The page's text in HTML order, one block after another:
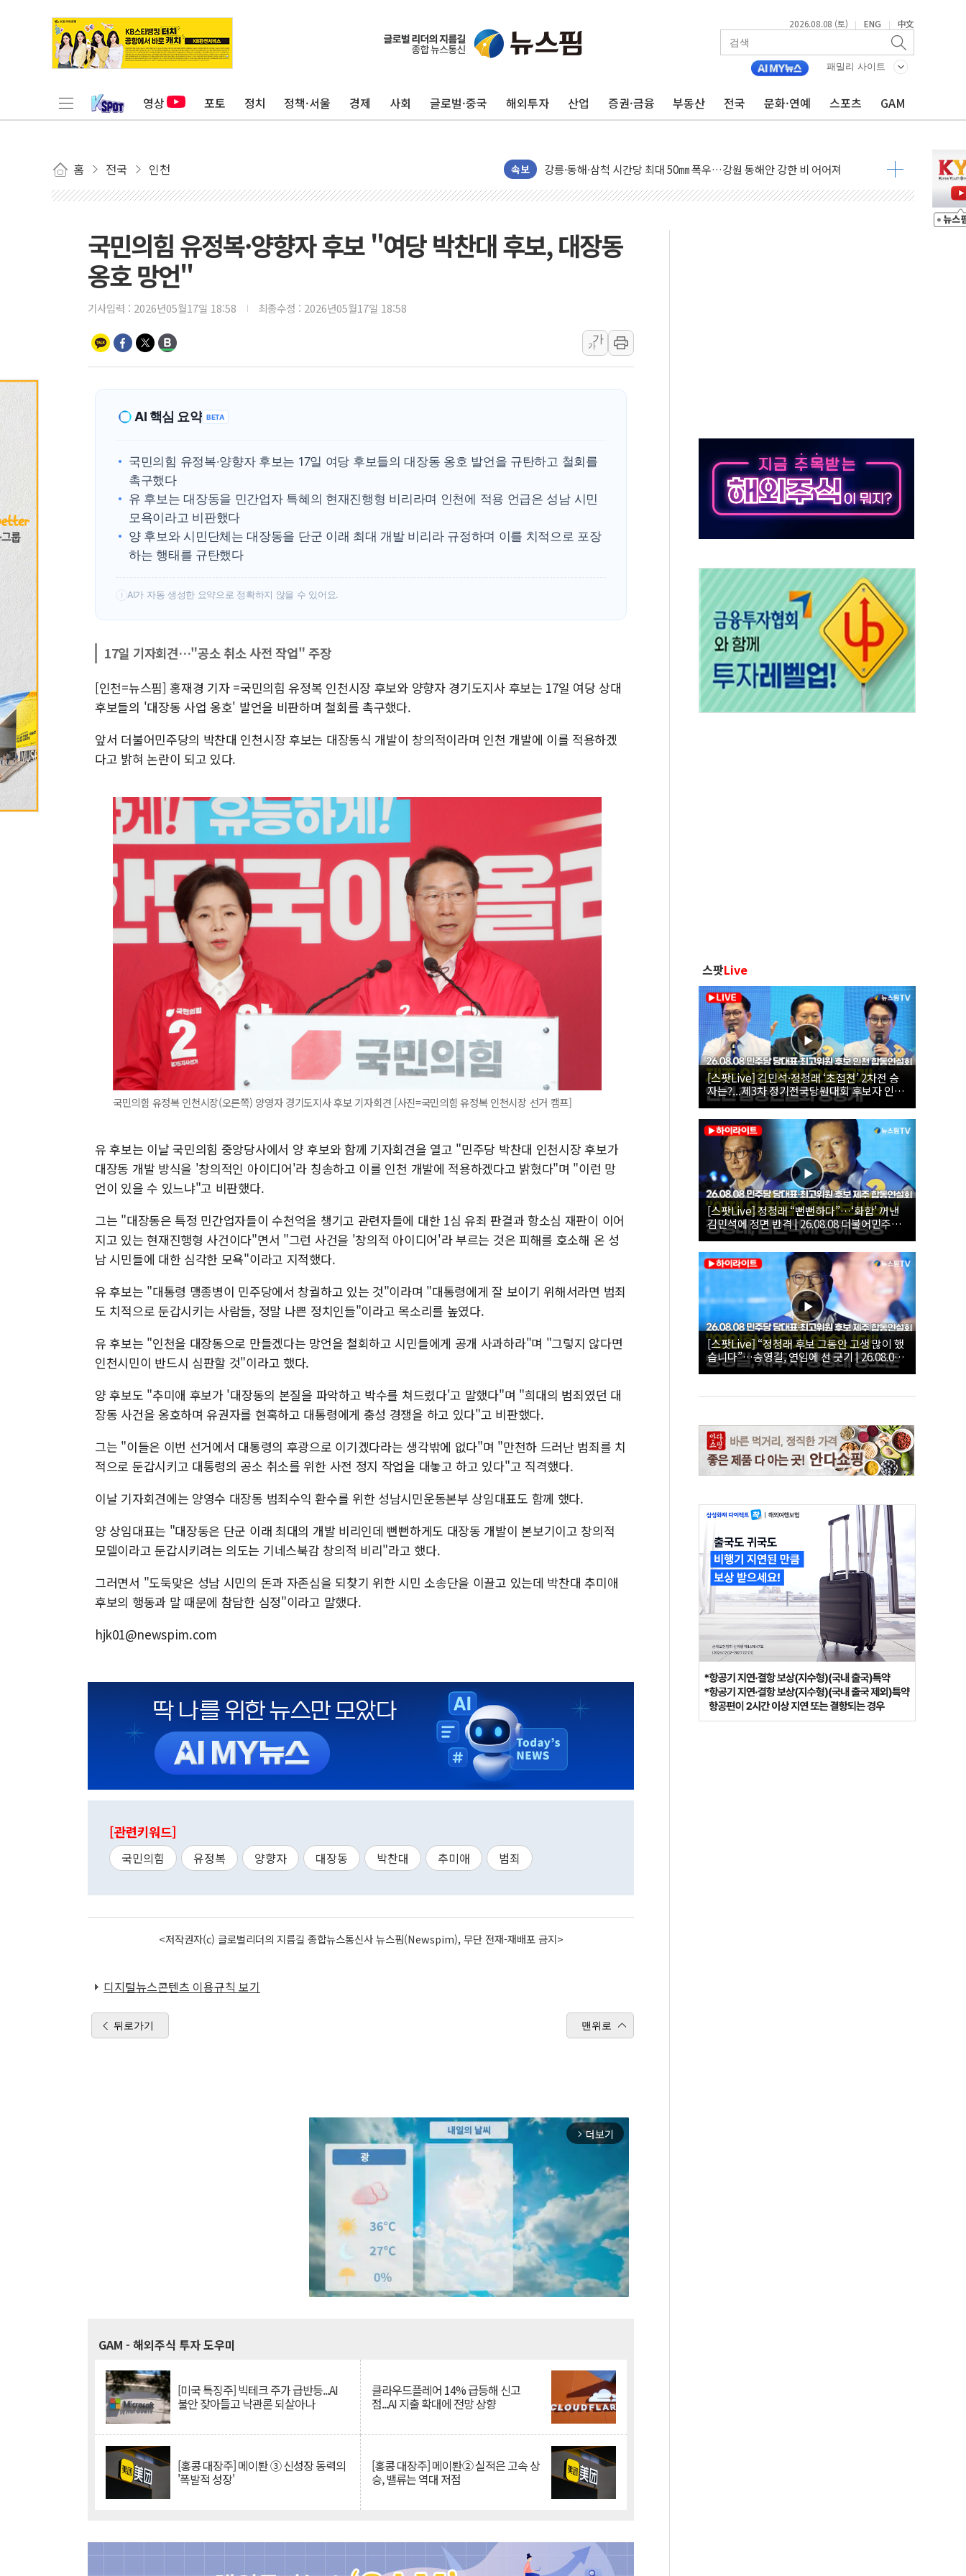
2026.08.08 (토) | ENG | 中文
패밀리 사이트
영상 포토 정치 정책·서울 경제 사회 글로벌·중국 해외투자 산업 증권·금융 부동산 전국 문화·연예 스포츠 GAM
홈 전국 인천 속보
이번주 국내 주요 금융일정(8.10~8.14)
美, 이란전 출구전략 만지작…공습 한계·탄약 부족 현실화
폐기물 수거하다 참변…60대 환경미화원 수거차에 치여 사망
서울 중랑구 주택가서 흉기 난동…60대 남성 2명 숨져
여수 오동도 인근 해상서 모터보트 전복…1명 사망·1명 실종
추미애, '위안부' 피해자 기림의 날 참석..."국제적 시민 연대로 목소리 내야"
李대통령, ISA 개편 재검토 지시…與 "적극 환영"·野 "졸속 국정"
동해중부 전 해상 풍랑주의보…10일까지 최대 3.5m 높은 물결
동해시, 11~14일 '별똥별 멍' 운영…페르세우스 유성우 관측
강원 중·남부 동해안 시간당 50mm 이상 폭우…호우경보 발효
청양 밭에서 일하던 90대 숨져…온열질환 여부 조사
폭염에 車 운전면허 기능시험 오전 집중 편성…체감온도 38도 넘으면 중단
국민의힘 유정복·양향자 후보 "여당 박찬대 후보, 대장동
옹호 망언"
기사입력 : 2026년05월17일 18:58 최종수정 : 2026년05월17일 18:58
가
가
AI 핵심 요약 BETA
국민의힘 유정복·양향자 후보는 17일 여당 후보들의 대장동 옹호 발언을 규탄하고 철회를
촉구했다
유 후보는 대장동을 민간업자 특혜의 현재진행형 비리라며 인천에 적용 언급은 성남 시민
모욕이라고 비판했다
양 후보와 시민단체는 대장동을 단군 이래 최대 개발 비리라 규정하며 이를 치적으로 포장
하는 행태를 규탄했다
! AI가 자동 생성한 요약으로 정확하지 않을 수 있어요.
17일 기자회견…"공소 취소 사전 작업" 주장
[인천=뉴스핌] 홍재경 기자 =국민의힘 유정복 인천시장 후보와 양향자 경기도지사 후보는 17일 여당 상대
후보들의 '대장동 사업 옹호' 발언을 비판하며 철회를 촉구했다.
앞서 더불어민주당의 박찬대 인천시장 후보는 대장동식 개발이 창의적이라며 인천 개발에 이를 적용하겠
다고 밝혀 논란이 되고 있다.
국민의힘 유정복 인천시장(오른쪽) 양영자 경기도지사 후보 기자회견 [사진=국민의힘 유정복 인천시장 선거 캠프]
유 후보는 이날 국민의힘 중앙당사에서 양 후보와 함께 기자회견을 열고 "민주당 박찬대 인천시장 후보가
대장동 개발 방식을 '창의적인 아이디어'라 칭송하고 이를 인천 개발에 적용하겠다고 밝혔다"며 "이런 망
언이 있을 수 있느냐"고 비판했다.
그는 "대장동은 특정 민간업자들이 수천억을 챙기고 관련자들에 대한 1심 유죄 판결과 항소심 재판이 이어
지고 있는 현재진행형 사건이다"면서 "그런 사건을 '창의적 아이디어'라 부르는 것은 피해를 호소해 온 성
남 시민들에 대한 심각한 모욕"이라고 지적했다.
유 후보는 "대통령 맹종병이 민주당에서 창궐하고 있는 것"이라며 "대통령에게 잘 보이기 위해서라면 범죄
도 치적으로 둔갑시키는 사람들, 정말 나쁜 정치인들"이라고 목소리를 높였다.
유 후보는 "인천을 대장동으로 만들겠다는 망언을 철회하고 시민들에게 공개 사과하라"며 "그렇지 않다면
인천시민이 반드시 심판할 것"이라고 했다.
양 후보도 "추미애 후보가 '대장동의 본질을 파악하고 박수를 쳐드렸다'고 말했다"며 "희대의 범죄였던 대
장동 사건을 옹호하며 유권자를 현혹하고 대통령에게 충성 경쟁을 하고 있다"고 비판했다.
그는 "이들은 이번 선거에서 대통령의 후광으로 이기겠다라는 생각밖에 없다"며 "만천하 드러난 범죄를 치
적으로 둔갑시키고 대통령의 공소 취소를 위한 사전 정지 작업을 대놓고 하고 있다"고 직격했다.
이날 기자회견에는 양영수 대장동 범죄수익 환수를 위한 성남시민운동본부 상임대표도 함께 했다.
양 상임대표는 "대장동은 단군 이래 최대의 개발 비리인데 뻔뻔하게도 대장동 개발이 본보기이고 창의적
모델이라고 둔갑시키려는 의도는 기네스북감 창의적 비리"라고 했다.
그러면서 "도둑맞은 성남 시민의 돈과 자존심을 되찾기 위한 시민 소송단을 이끌고 있는데 박찬대 추미애
후보의 행동과 말 때문에 참담한 심정"이라고 말했다.
hjk01@newspim.com
[관련키워드]
국민의힘 유정복 양향자 대장동 박찬대 추미애 범죄
<저작권자(c) 글로벌리더의 지름길 종합뉴스통신사 뉴스핌(Newspim), 무단 전재-재배포 금지>
디지털뉴스콘텐츠 이용규칙 보기
뒤로가기 맨위로
arrow_forward_ios 더보기
GAM - 해외주식 투자 도우미
[미국 특징주] 빅테크 주가 급반등...AI
불안 잦아들고 낙관론 되살아나
클라우드플레어 14% 급등해 신고
점...AI 지출 확대에 전망 상향
[홍콩 대장주] 메이퇀 ③ 신성장 동력의
'폭발적 성장'
[홍콩 대장주] 메이퇀② 실적은 고속 상
승, 밸류는 역대 저점
스팟Live
[스팟Live] 김민석·정청래 ‘초접전’ 2차전 승
자는?...제3차 정기전국당원대회 후보자 인천
합동연설회 생중계 | 26.08.08
[스팟Live] 정청래 “뻔뻔하다”…‘화합’ 꺼낸
김민석에 정면 반격 | 26.08.08 더불어민주당
당대표·최고위원 후보 제주 합동연설회
[스팟Live] “정청래 후보 그동안 고생 많이 했
습니다”…송영길, 연임에 선 긋기 | 26.08.08
더불어민주당 당대표·최고위원 후보 제주 합